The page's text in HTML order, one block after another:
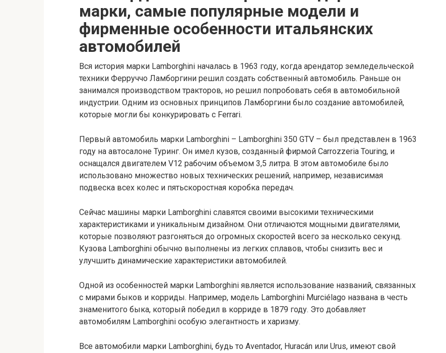
марки, самые популярные модели и
фирменные особенности итальянских
автомобилей
Вся история марки Lamborghini началась в 1963 году, когда арендатор земледельческой
техники Ферруччо Ламборгини решил создать собственный автомобиль. Раньше он
занимался производством тракторов, но решил попробовать себя в автомобильной
индустрии. Одним из основных принципов Ламборгини было создание автомобилей,
которые могли бы конкурировать с Ferrari.
Первый автомобиль марки Lamborghini – Lamborghini 350 GTV – был представлен в 1963
году на автосалоне Туринг. Он имел кузов, созданный фирмой Carrozzeria Touring, и
оснащался двигателем V12 рабочим объемом 3,5 литра. В этом автомобиле было
использовано множество новых технических решений, например, независимая
подвеска всех колес и пятьскоростная коробка передач.
Сейчас машины марки Lamborghini славятся своими высокими техническими
характеристиками и уникальным дизайном. Они отличаются мощными двигателями,
которые позволяют разгоняться до огромных скоростей всего за несколько секунд.
Кузова Lamborghini обычно выполнены из легких сплавов, чтобы снизить вес и
улучшить динамические характеристики автомобилей.
Одной из особенностей марки Lamborghini является использование названий, связанных
с мирами быков и корриды. Например, модель Lamborghini Murciélago названа в честь
знаменитого быка, который победил в корриде в 1879 году. Это добавляет
автомобилям Lamborghini особую элегантность и харизму.
Все автомобили марки Lamborghini, будь то Aventador, Huracán или Urus, имеют свой